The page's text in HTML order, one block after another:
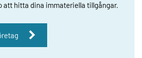
att hitta dina immateriella tillgångar.